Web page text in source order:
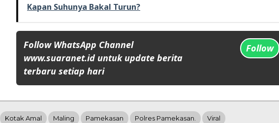
Kapan Suhunya Bakal Turun?
Follow WhatsApp Channel
www.suaranet.id untuk update berita
terbaru setiap hari
Follow
Kotak Amal Maling Pamekasan Polres Pamekasan. Viral